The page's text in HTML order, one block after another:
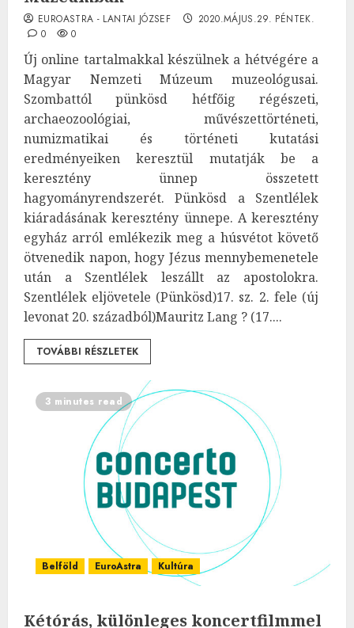
EUROASTRA - LANTAI JÓZSEF
2020.MÁJUS.29. PÉNTEK.
0
0
Új online tartalmakkal készülnek a hétvégére a
Magyar Nemzeti Múzeum muzeológusai.
Szombattól pünkösd hétfőig régészeti,
archaeozoológiai, művészettörténeti,
numizmatikai és történeti kutatási
eredményeiken keresztül mutatják be a
keresztény ünnep összetett
hagyományrendszerét. Pünkösd a Szentlélek
kiáradásának keresztény ünnepe. A keresztény
egyház arról emlékezik meg a húsvétot követő
ötvenedik napon, hogy Jézus mennybemenetele
után a Szentlélek leszállt az apostolokra.
Szentlélek eljövetele (Pünkösd)17. sz. 2. fele (új
levonat 20. századból)Mauritz Lang ? (17....
TOVÁBBI RÉSZLETEK
3 minutes read
Belföld EuroAstra Kultúra
Kétórás, különleges koncertfilmmel